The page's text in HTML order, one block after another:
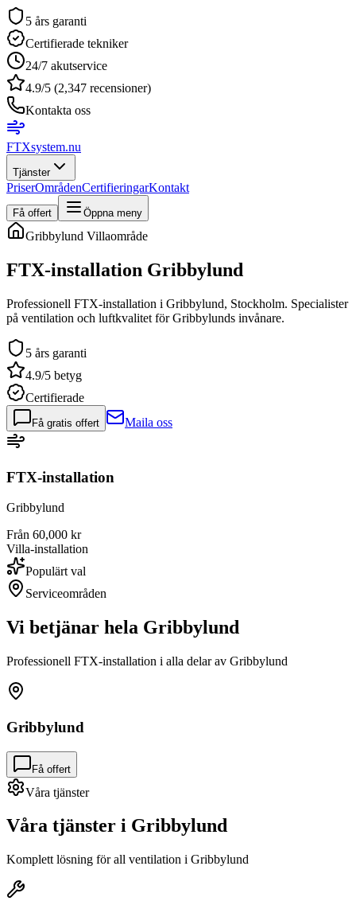
5 års garanti
Certifierade tekniker
24/7 akutservice
4.9/5 (2,347 recensioner)
Kontakta oss
FTXsystem.nu
Tjänster
PriserOmrådenCertifieringarKontakt
Få offert Öppna meny
Gribbylund Villaområde
FTX-installation Gribbylund
Professionell FTX-installation i Gribbylund, Stockholm. Specialister
på ventilation och luftkvalitet för Gribbylunds invånare.
5 års garanti
4.9/5 betyg
Certifierade
Få gratis offert Maila oss
FTX-installation
Gribbylund
Från 60,000 kr
Villa-installation
Populärt val
Serviceområden
Vi betjänar hela Gribbylund
Professionell FTX-installation i alla delar av Gribbylund
Gribbylund
Få offert
Våra tjänster
Våra tjänster i Gribbylund
Komplett lösning för all ventilation i Gribbylund